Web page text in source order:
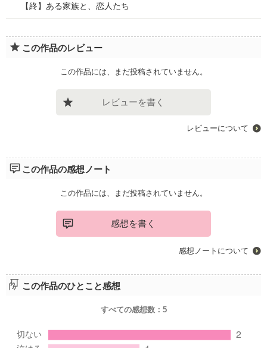
【終】ある家族と、恋人たち
この作品のレビュー
この作品には、まだ投稿されていません。
レビューを書く
レビューについて
この作品の感想ノート
この作品には、まだ投稿されていません。
感想を書く
感想ノートについて
この作品のひとこと感想
すべての感想数： 5